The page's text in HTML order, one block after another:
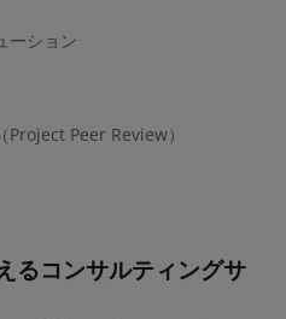
ーション
Peer Review）
るコンサルティングサ